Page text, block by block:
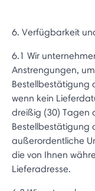
6. Verfügbarkeit
6.1 Wir
Anstrengungen,
Bestellbestätigung
wenn kein
dreißig (30) Tagen
Bestellbestätigung
außerordentliche
die von Ihnen
Lieferadresse.